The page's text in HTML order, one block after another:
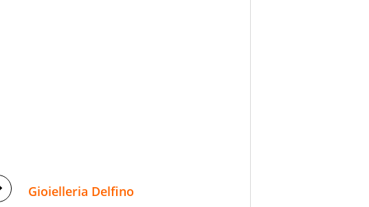
Gioielleria Delfino